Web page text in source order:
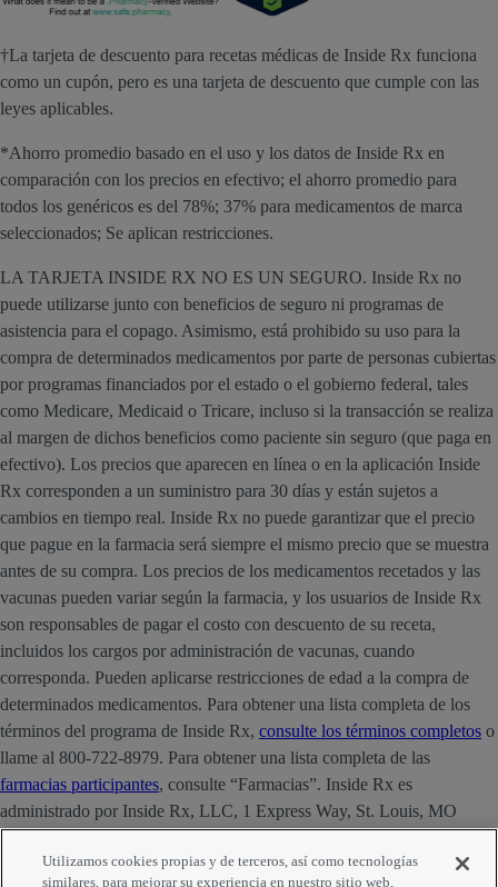
†La tarjeta de descuento para recetas médicas de Inside Rx funciona
como un cupón, pero es una tarjeta de descuento que cumple con las
leyes aplicables.
*Ahorro promedio basado en el uso y los datos de Inside Rx en
comparación con los precios en efectivo; el ahorro promedio para
todos los genéricos es del 78%; 37% para medicamentos de marca
seleccionados; Se aplican restricciones.
LA TARJETA INSIDE RX NO ES UN SEGURO. Inside Rx no
puede utilizarse junto con beneficios de seguro ni programas de
asistencia para el copago. Asimismo, está prohibido su uso para la
compra de determinados medicamentos por parte de personas cubiertas
por programas financiados por el estado o el gobierno federal, tales
como Medicare, Medicaid o Tricare, incluso si la transacción se realiza
al margen de dichos beneficios como paciente sin seguro (que paga en
efectivo). Los precios que aparecen en línea o en la aplicación Inside
Rx corresponden a un suministro para 30 días y están sujetos a
cambios en tiempo real. Inside Rx no puede garantizar que el precio
que pague en la farmacia será siempre el mismo precio que se muestra
antes de su compra. Los precios de los medicamentos recetados y las
vacunas pueden variar según la farmacia, y los usuarios de Inside Rx
son responsables de pagar el costo con descuento de su receta,
incluidos los cargos por administración de vacunas, cuando
corresponda. Pueden aplicarse restricciones de edad a la compra de
determinados medicamentos. Para obtener una lista completa de los
términos del programa de Inside Rx, consulte los términos completos o
llame al 800-722-8979. Para obtener una lista completa de las
farmacias participantes, consulte “Farmacias”. Inside Rx es
administrado por Inside Rx, LLC, 1 Express Way, St. Louis, MO
Strategic Development, Inc.
Utilizamos cookies propias y de terceros, así como tecnologías
similares, para mejorar su experiencia en nuestro sitio web,